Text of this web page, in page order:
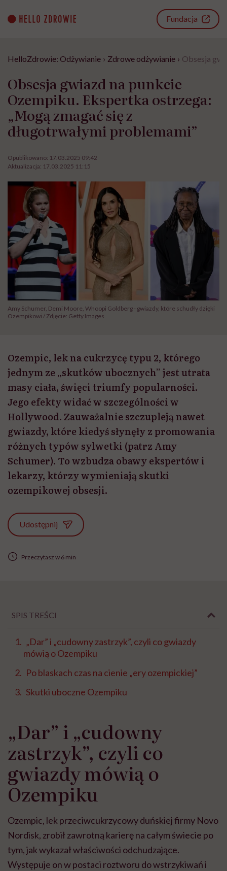
content
Fundacja
HelloZdrowie: Odżywianie › Zdrowe odżywianie › Obsesja
Obsesja gwiazd na punkcie
Ozempiku. Ekspertka ostrzega:
„Mogą zmagać się z
długotrwałymi problemami”
Opublikowano: 17.03.2025 09:42
Aktualizacja: 17.03.2025 11:15
Amy Schumer, Demi Moore, Whoopi Goldberg - gwiazdy, które schudły dzięki
Ozempikowi / Zdjęcie: Getty Images
Ozempic, lek na cukrzycę typu 2, którego
jednym ze „skutków ubocznych” jest utrata
masy ciała, święci triumfy popularności.
Jego efekty widać w szczególności w
Hollywood. Zauważalnie szczupleją nawet
gwiazdy, które kiedyś słynęły z promowania
różnych typów sylwetki (patrz Amy
Schumer). To wzbudza obawy ekspertów i
lekarzy, którzy wymieniają skutki
ozempikowej obsesji.
Udostępnij
Przeczytasz w 6 min
SPIS TREŚCI
„Dar” i „cudowny zastrzyk”, czyli co gwiazdy
mówią o Ozempiku
Po blaskach czas na cienie „ery ozempickiej”
Skutki uboczne Ozempiku
„Dar” i „cudowny
zastrzyk”, czyli co
gwiazdy mówią o
Ozempiku
Ozempic, lek przeciwcukrzycowy duńskiej firmy Novo
Nordisk, zrobił zawrotną karierę na całym świecie po
tym, jak wykazał właściwości odchudzające.
Występuje on w postaci roztworu do wstrzykiwań i